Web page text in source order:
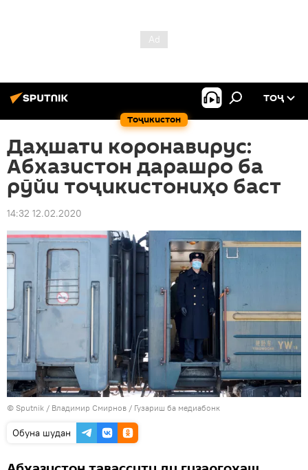
Тоҷикистон
ТОҶ
Даҳшати коронавирус:
Абхазистон дарашро ба
рӯйи тоҷикистониҳо баст
14:32 12.02.2020
© Sputnik / Владимир Смирнов / Гузариш ба медиабонк
Обуна шудан